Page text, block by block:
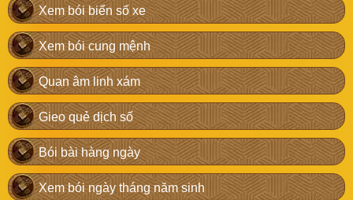
Xem bói biển số xe
Xem bói cung mệnh
Quan âm linh xám
Gieo quẻ dịch số
Bói bài hàng ngày
Xem bói ngày tháng năm sinh